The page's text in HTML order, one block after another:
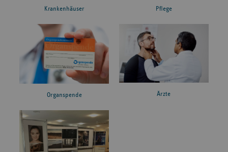
Krankenhäuser Pflege
Organspende Ärzte